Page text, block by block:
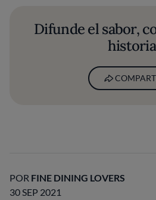
Difunde el sabor,
POR FINE DINING LOVERS
30 SEP 2021